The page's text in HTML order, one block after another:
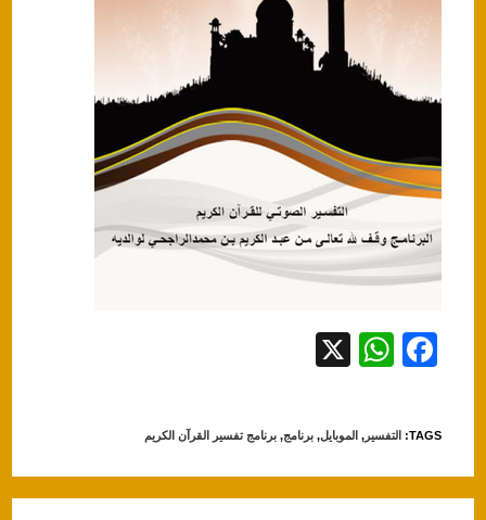
F
b
W
s
A
TAGS
: التفسير, الموبايل, برنامج, برنامج تفسير القرآن الكريم